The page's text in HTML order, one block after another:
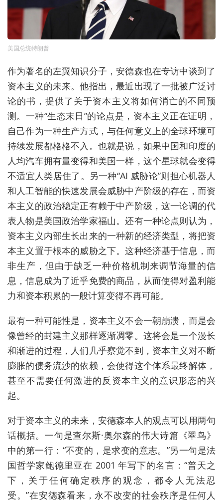
美国总统特朗普
作为著名的左翼知识分子，安德森也在专访中谈到了
资本主义的未来。他指出，最近出现了一批被广泛讨
论的书，提供了关于资本主义将如何消亡的不同预
测。一种“生态末日”的论点是，资本主义正在证明，
自己作为一种生产方式，与任何意义上的全球环境可
持续发展都格格不入。也就是说，如果中国和印度的
人均汽车拥有量变得和美国一样，这个星球就会变得
不适宜人类居住了。另一种“AI 威胁论”则担心机器人
和人工智能的快速发展会威胁中产阶级的存在，而资
本主义的政治稳定正有赖于中产阶级，这一论调的代
表人物是美国政治学家福山。还有一种论点则认为，
资本主义内部生长出来的一种新的经济类型，将把资
本主义置于根本的威胁之下。这种经济基于信息，而
非生产，但由于缺乏一种价格机制来调节海量的信
息，信息成为了近乎免费的商品，从而使得对盈利能
力和资本积累的一般计算变得不再可能。
最有一种可能性是，资本主义不会一朝崩溃，而是会
像曾经的封建主义那样逐渐凋零。这将会是一个漫长
和渐进的过程，人们几乎察觉不到，资本主义对不断
膨胀的债务流沙的依赖，会使得这个体系最终解体，
甚至不需要任何激进的反资本主义的意识形态的兴
起。
对于资本主义的未来，安德森本人的观点可以用两句
话概括。一句是查尔斯·奥尔森的伟大诗篇《翠鸟》
中的第一行：“不变的，是求变的意志。”另一句是法
国哲学家鲍德里亚在 2001 年写下的名言：“普天之
下，关于任何确定秩序的观念，都令人无法忍
受。”在安德森看来，永不改变的社会秩序是任何人